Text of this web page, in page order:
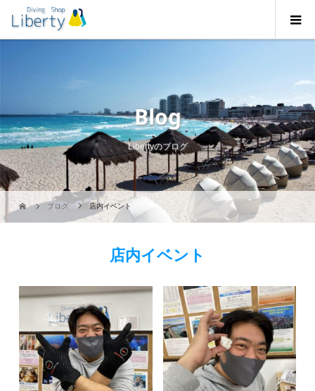
Blog
Libertyのブログ
ブログ 店内イベント
店内イベント